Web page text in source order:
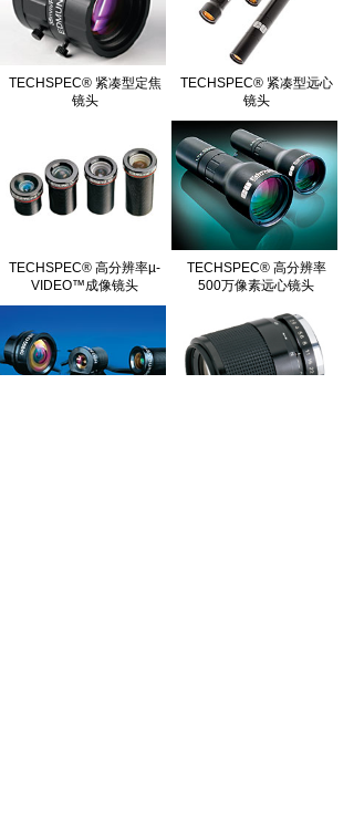
TECHSPEC® 紧凑型定焦
镜头
TECHSPEC® 紧凑型远心
镜头
TECHSPEC® 高分辨率µ-
VIDEO™成像镜头
TECHSPEC® 高分辨率
500万像素远心镜头